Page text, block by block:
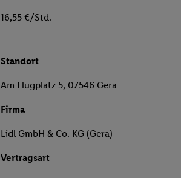
16,55 €/Std.
Standort
Am Flugplatz 5, 07546 Gera
Firma
Lidl GmbH & Co. KG (Gera)
Vertragsart